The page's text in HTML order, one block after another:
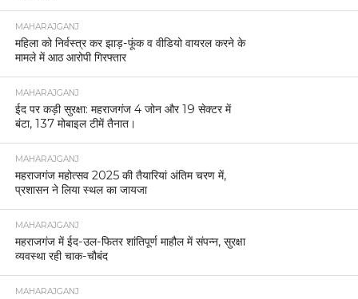
MAHARAJGANJ
महिला को निर्वस्त्र कर झाड़-फूंक व वीडियो वायरल करने के
मामले में आठ आरोपी गिरफ्तार
MAHARAJGANJ
ईद पर कड़ी सुरक्षा: महराजगंज 4 जोन और 19 सेक्टर में
बंटा, 137 मोबाइल टीमें तैनात।
MAHARAJGANJ
महराजगंज महोत्सव 2025 की तैयारियां अंतिम चरण में,
प्रशासन ने लिया स्थल का जायजा
MAHARAJGANJ
महराजगंज में ईद-उल-फितर शांतिपूर्ण माहौल में संपन्न, सुरक्षा
व्यवस्था रही चाक-चौबंद
MAHARAJGANJ